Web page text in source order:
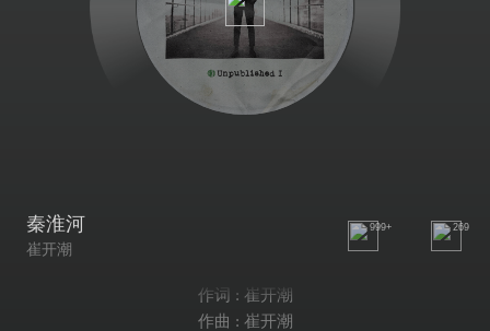
秦淮河
崔开潮
999+ 269
作词 : 崔开潮
作曲 : 崔开潮